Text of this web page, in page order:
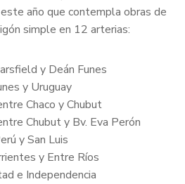
año que contempla obras de
simple en 12 arterias:
y Deán Funes
y Uruguay
Chaco y Chubut
Chubut y Bv. Eva Perón
y San Luis
y Entre Ríos
e Independencia